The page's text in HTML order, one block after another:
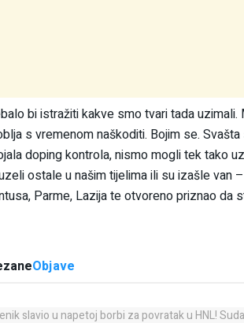
bi istražiti kakve smo tvari tada
s vremenom naškoditi. Bojim se.
doping kontrola, nismo mogli tek tako
ostale u našim tijelima ili su izašle van
Parme, Lazija te otvoreno priznao da
Objave